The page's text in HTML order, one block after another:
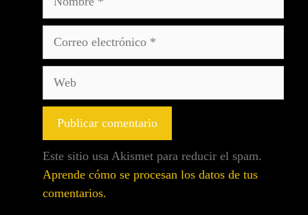
Este sitio usa Akismet para reducir el spam.
Aprende cómo se procesan los datos de tus
comentarios.